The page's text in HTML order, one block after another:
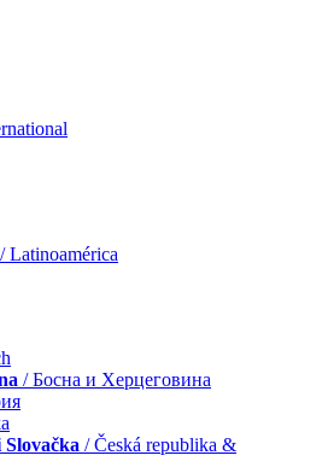
/ Latinoamérica
/ Босна и Херцеговина
/ Česká republika &